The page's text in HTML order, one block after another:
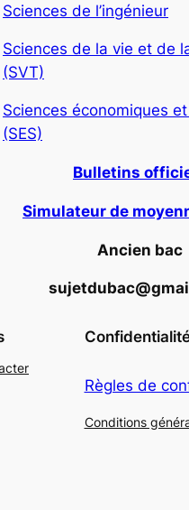
Sciences de l’ingénieur
Sciences de la vie et de
(SVT)
Sciences économiques
(SES)
Bulletins
Simulateur de
Ancien bac
Règles de
Conditions